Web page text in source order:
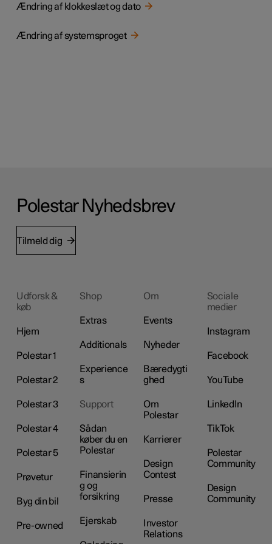
Ændring af klokkeslæt og dato
Ændring af systemsproget
Polestar Nyhedsbrev
Tilmeld dig
Udforsk &
køb
Hjem
Polestar 1
Polestar 2
Polestar 3
Polestar 4
Polestar 5
Prøvetur
Byg din bil
Pre-owned
Shop
Extras
Additionals
Experience
s
Support
Sådan
køber du en
Polestar
Finansierin
g og
forsikring
Ejerskab
Om
Events
Nyheder
Bæredygti
ghed
Om
Polestar
Karrierer
Design
Contest
Presse
Investor
Relations
Sociale
medier
Instagram
Facebook
YouTube
LinkedIn
TikTok
Polestar
Community
Design
Community